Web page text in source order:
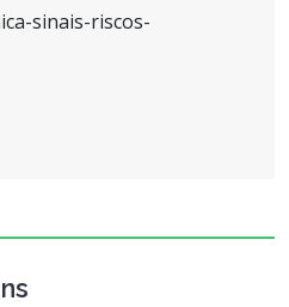
sinais-riscos-